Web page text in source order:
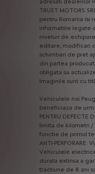
TRUST MOTORS SRL
pentru Romania isi
informatiile legate
niveluri de echipare,
editare, modificari
schimbari de pret
din partea
obligata sa
Imaginile sunt cu
Vehiculele noi
beneficiaza de
PENTRU DEFECTE
limita de kilometri /
functie de primul
ANTI-PERFORARE:
Vehiculele
durata extinsa a
tractiune de 8 ani